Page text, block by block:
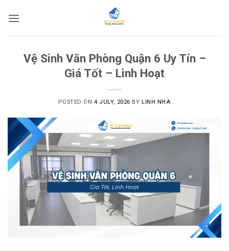
Vệ Sinh Văn Phòng Quận 6 Uy Tín –
Giá Tốt – Linh Hoạt
POSTED ON4 JULY, 2026 BYLINH NHA